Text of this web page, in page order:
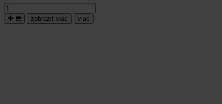
51,40€.45,90€.
množstvo
Jedinečný
degustačný
zobraziť viac viac